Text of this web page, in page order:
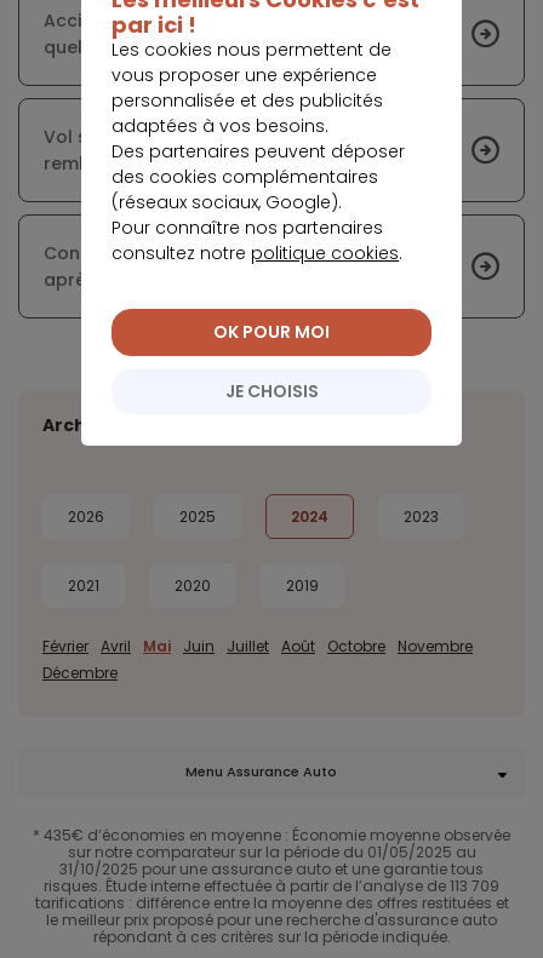
Accident et contrôle technique non à jour :
quelles sont les conséquences ?
Vol sans effraction visible : qu’en est-il du
remboursement par l’assurance ?
Contre-expertise : dans quel cas est-il requis
après un accident ?
Archives
2026 2025 2024 2023
2021 2020 2019
Février Avril Mai Juin Juillet Août Octobre
Novembre
Décembre
Menu Assurance Auto
* 435€ d’économies en moyenne : Économie moyenne observée
sur notre comparateur sur la période du 01/05/2025 au
31/10/2025 pour une assurance auto et une garantie tous
risques. Étude interne effectuée à partir de l’analyse de 113 709
tarifications : différence entre la moyenne des offres restituées et
le meilleur prix proposé pour une recherche d'assurance auto
répondant à ces critères sur la période indiquée.​
par ici !
Les cookies nous permettent de
vous proposer une expérience
personnalisée et des publicités
adaptées à vos besoins.
Des partenaires peuvent déposer
des cookies complémentaires
(réseaux sociaux, Google).
Pour connaître nos partenaires
consultez notre politique cookies.
JE CHOISIS
OK POUR MOI